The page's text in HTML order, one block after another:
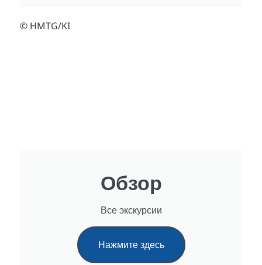
© HMTG/KI
Обзор
Все экскурсии
Нажмите здесь